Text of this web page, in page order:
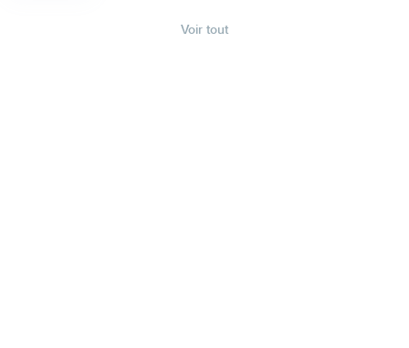
Voir tout